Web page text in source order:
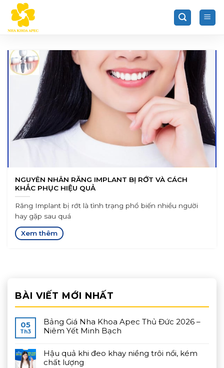
Chuyển
đến
nội
NGUYÊN NHÂN RĂNG IMPLANT BỊ RỚT VÀ CÁCH
KHẮC PHỤC HIỆU QUẢ
Răng Implant bị rớt là tình trạng phổ biến nhiều người
hay gặp sau quá
BÀI VIẾT MỚI NHẤT
05
Th3
Bảng Giá Nha Khoa Apec Thủ Đức 2026 –
Niêm Yết Minh Bạch
Hậu quả khi đeo khay niềng trôi nổi, kém
chất lượng